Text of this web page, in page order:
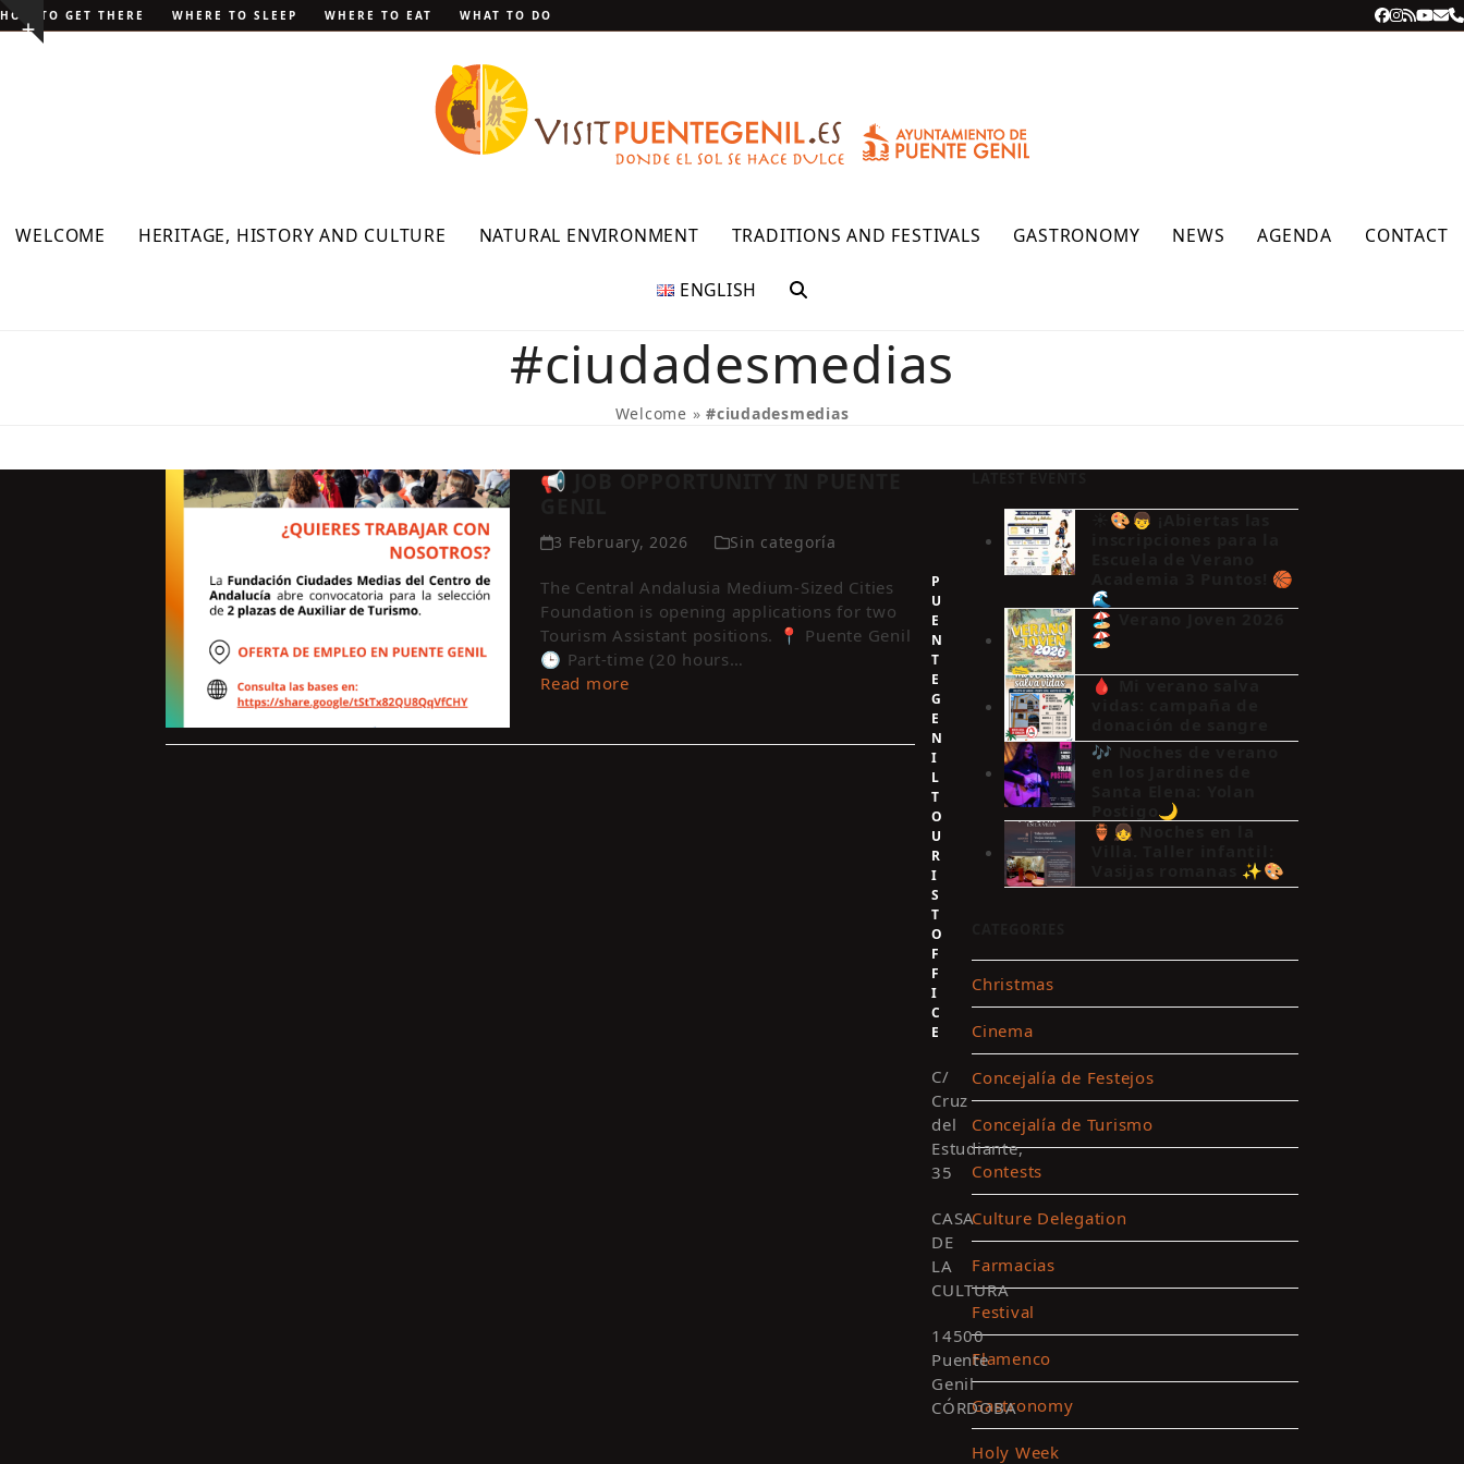
Skip
to Show
HOW TO GET THERE WHERE TO SLEEP WHERE TO EAT WHAT TO DO Facebook
RSS
WELCOME HERITAGE, HISTORY AND CULTURE NATURAL ENVIRONMENT TRADITIONS AND FESTIVALS GASTRONOMY NEWS AGENDA CONTACT
ENGLISH
#ciudadesmedias
Welcome »#ciudadesmedias
📢 JOB OPPORTUNITY IN PUENTE
3 February, 2026 Sin categoría
The Central Andalusia Medium-Sized Cities
Foundation is opening applications for two
Tourism Assistant positions. 📍 Puente Genil
🕒 Part-time (20 hours…
Read more
☀️🎨👦 ¡Abiertas las
Academia 3 Puntos! 🏀
🌊
🏖️ Verano Joven 2026
🏖️
🩸 Mi verano salva
🎶 Noches de verano
Postigo🌙
🏺👧 Noches en la
Vasijas romanas ✨🎨
Christmas
Cinema
Concejalía de Festejos
Concejalía de Turismo
Contests
Culture Delegation
Farmacias
Festival
Flamenco
Gastronomy
Holy Week
P
U
E
N
T
E
G
E
N
I
L
T
O
U
R
I
S
T
O
F
F
I
C
E
C/
Cruz
del
Estudiante,
35
CASA
DE
LA
CULTURA
14500
Puente
Genil
CÓRDOBA